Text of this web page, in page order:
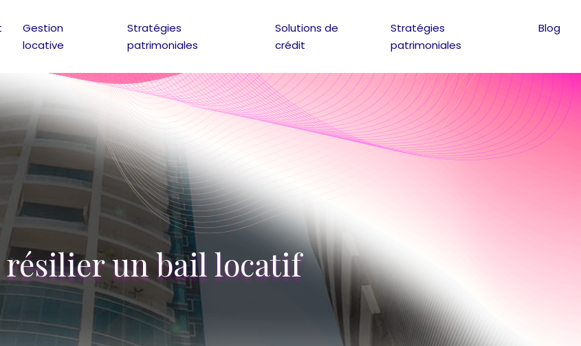
Gestion
locative
Stratégies
patrimoniales
Solutions de
crédit
Stratégies
patrimoniales
Blog
résilier un bail locatif